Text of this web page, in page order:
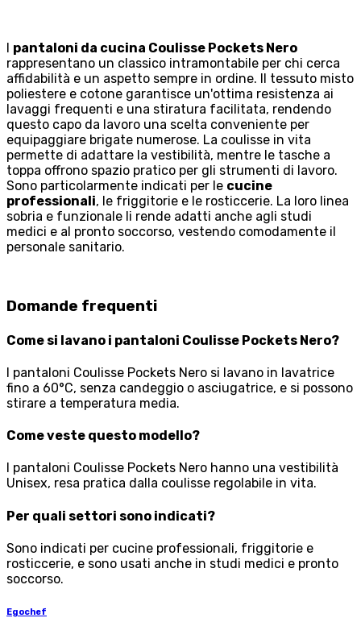
I pantaloni da cucina Coulisse Pockets Nero
rappresentano un classico intramontabile per chi cerca
affidabilità e un aspetto sempre in ordine. Il tessuto misto
poliestere e cotone garantisce un'ottima resistenza ai
lavaggi frequenti e una stiratura facilitata, rendendo
questo capo da lavoro una scelta conveniente per
equipaggiare brigate numerose. La coulisse in vita
permette di adattare la vestibilità, mentre le tasche a
toppa offrono spazio pratico per gli strumenti di lavoro.
Sono particolarmente indicati per le cucine
professionali, le friggitorie e le rosticcerie. La loro linea
sobria e funzionale li rende adatti anche agli studi
medici e al pronto soccorso, vestendo comodamente il
personale sanitario.
Domande frequenti
Come si lavano i pantaloni Coulisse Pockets Nero?
I pantaloni Coulisse Pockets Nero si lavano in lavatrice
fino a 60°C, senza candeggio o asciugatrice, e si possono
stirare a temperatura media.
Come veste questo modello?
I pantaloni Coulisse Pockets Nero hanno una vestibilità
Unisex, resa pratica dalla coulisse regolabile in vita.
Per quali settori sono indicati?
Sono indicati per cucine professionali, friggitorie e
rosticcerie, e sono usati anche in studi medici e pronto
soccorso.
Egochef